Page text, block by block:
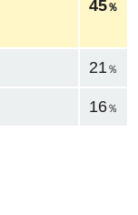
45％
21％
16％